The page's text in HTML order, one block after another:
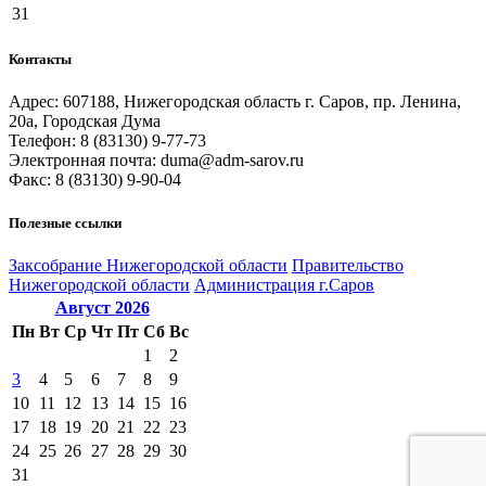
31
Контакты
Адрес: 607188, Нижегородская область г. Саров, пр. Ленина,
20а, Городская Дума
Телефон: 8 (83130) 9-77-73
Электронная почта: duma@adm-sarov.ru
Факс: 8 (83130) 9-90-04
Полезные ссылки
Закcобрание Нижегородской области Правительство
Нижегородской области Администрация г.Саров
Август 2026
Пн Вт Ср Чт Пт Сб Вс
1
2
3
4 5 6 7 8
9
10 11 12 13 14 15 16
17 18 19 20 21 22 23
24 25 26 27 28 29 30
31